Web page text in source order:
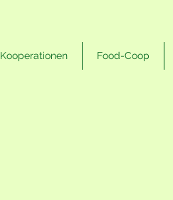
Kooperationen Food-Coop